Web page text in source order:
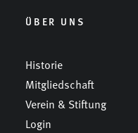
ÜBER UNS
Historie
Mitgliedschaft
Verein & Stiftung
Login